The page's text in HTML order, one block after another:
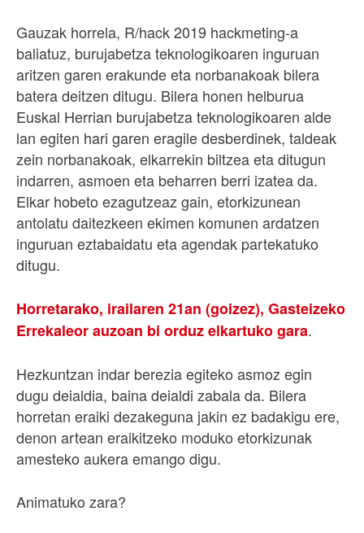
Gauzak horrela, R/hack 2019 hackmeting-a
baliatuz, burujabetza teknologikoaren inguruan
aritzen garen erakunde eta norbanakoak bilera
batera deitzen ditugu. Bilera honen helburua
Euskal Herrian burujabetza teknologikoaren alde
lan egiten hari garen eragile desberdinek, taldeak
zein norbanakoak, elkarrekin biltzea eta ditugun
indarren, asmoen eta beharren berri izatea da.
Elkar hobeto ezagutzeaz gain, etorkizunean
antolatu daitezkeen ekimen komunen ardatzen
inguruan eztabaidatu eta agendak partekatuko
ditugu.
Horretarako, irailaren 21an (goizez), Gasteizeko
Errekaleor auzoan bi orduz elkartuko gara.
Hezkuntzan indar berezia egiteko asmoz egin
dugu deialdia, baina deialdi zabala da. Bilera
horretan eraiki dezakeguna jakin ez badakigu ere,
denon artean eraikitzeko moduko etorkizunak
amesteko aukera emango digu.
Animatuko zara?